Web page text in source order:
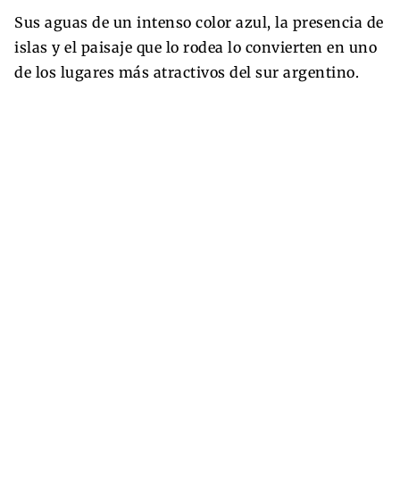
Sus aguas de un intenso color azul, la presencia de
islas y el paisaje que lo rodea lo convierten en uno
de los lugares más atractivos del sur argentino.